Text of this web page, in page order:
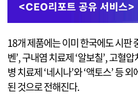
18개 제품에는 이미 한국에도 시판
벤’, 구내염 치료제 ‘알보칠’, 고혈
병 치료제 ‘네시나’와 ‘액토스’ 등
된 것으로 전해진다.